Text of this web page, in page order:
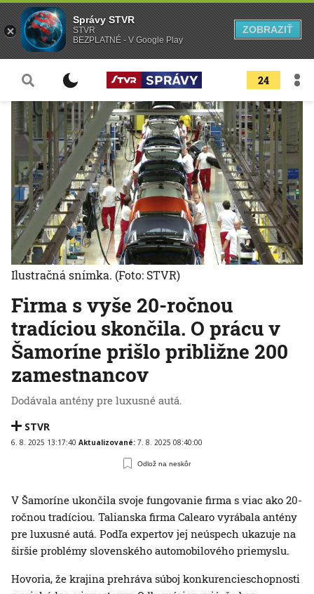
24
Firma s vyše 20-ročnou
tradíciou skončila. O prácu v
Šamoríne prišlo približne 200
zamestnancov
Dodávala antény pre luxusné autá.
STVR
6. 8. 2025 13:17:40 Aktualizované: 7. 8. 2025 08:40:00
Odlož na neskôr
Ilustračná snímka. (Foto: STVR)
V Šamoríne ukončila svoje fungovanie firma s viac ako 20-
ročnou tradíciou. Talianska firma Calearo vyrábala antény
pre luxusné autá. Podľa expertov jej neúspech ukazuje na
širšie problémy slovenského automobilového priemyslu.
Hovoria, že krajina prehráva súboj konkurencieschopnosti
Správy STVR
STVR
BEZPLATNÉ - V Google Play
ZOBRAZIŤ